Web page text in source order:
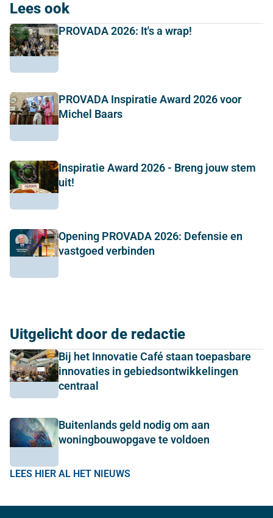
Lees ook
PROVADA 2026: It's a wrap!
PROVADA Inspiratie Award 2026 voor
Michel Baars
Inspiratie Award 2026 - Breng jouw stem
uit!
Opening PROVADA 2026: Defensie en
vastgoed verbinden
Uitgelicht door de redactie
Bij het Innovatie Café staan toepasbare
innovaties in gebiedsontwikkelingen
centraal
Buitenlands geld nodig om aan
woningbouwopgave te voldoen
LEES HIER AL HET NIEUWS